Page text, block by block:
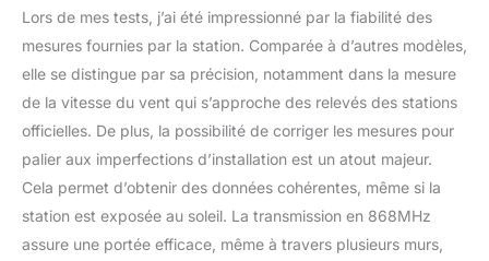
dans le monde entier et
forme de fichier csv.
Grâce au HP1000SE Pro,
vous avez toujours votre
propre microclimat à
de nombreux capteurs.
Vous pouvez régler les
valeurs d'alarme
individuelles. Ainsi, vous
Lors de mes tests, j’ai été impressionné par la fiabilité des
mesures fournies par la station. Comparée à d’autres modèles,
elle se distingue par sa précision, notamment dans la mesure
de la vitesse du vent qui s’approche des relevés des stations
officielles. De plus, la possibilité de corriger les mesures pour
palier aux imperfections d’installation est un atout majeur.
Cela permet d’obtenir des données cohérentes, même si la
station est exposée au soleil. La transmission en 868MHz
assure une portée efficace, même à travers plusieurs murs,